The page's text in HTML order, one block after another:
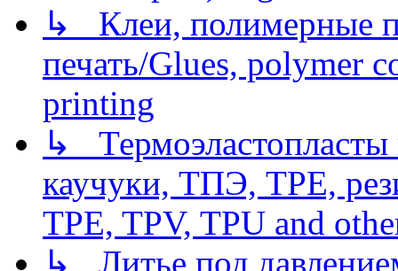
↳ Клеи, полимерные
печать/Glues, polymer
printing
↳
каучуки, ТПЭ, TPE,
TPE, TPV, TPU and
↳ Литье под